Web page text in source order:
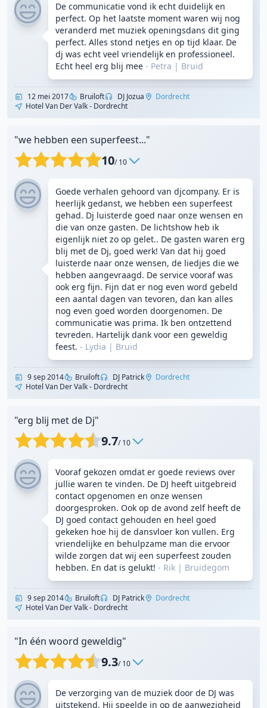
De communicatie vond ik echt duidelijk en
perfect. Op het laatste moment waren wij nog
veranderd met muziek openingsdans dit ging
perfect. Alles stond netjes en op tijd klaar. De
dj was echt veel vriendelijk en professioneel.
Echt heel erg blij mee - Petra | Bruid
12 mei 2017 Bruiloft DJ Jozua
Dordrecht
Hotel Van Der Valk - Dordrecht
"we hebben een superfeest..."
10/ 10
Goede verhalen gehoord van djcompany. Er is
heerlijk gedanst, we hebben een superfeest
gehad. Dj luisterde goed naar onze wensen en
die van onze gasten. De lichtshow heb ik
eigenlijk niet zo op gelet.. De gasten waren erg
blij met de Dj, goed werk! Van dat hij goed
luisterde naar onze wensen, de liedjes die we
hebben aangevraagd. De service vooraf was
ook erg fijn. Fijn dat er nog even word gebeld
een aantal dagen van tevoren, dan kan alles
nog even goed worden doorgenomen. De
communicatie was prima. Ik ben ontzettend
tevreden. Hartelijk dank voor een geweldig
feest. - Lydia | Bruid
9 sep 2014 Bruiloft DJ Patrick
Dordrecht
Hotel Van Der Valk - Dordrecht
"erg blij met de Dj"
9.7/ 10
Vooraf gekozen omdat er goede reviews over
jullie waren te vinden. De DJ heeft uitgebreid
contact opgenomen en onze wensen
doorgesproken. Ook op de avond zelf heeft de
DJ goed contact gehouden en heel goed
gekeken hoe hij de dansvloer kon vullen. Erg
vriendelijke en behulpzame man die ervoor
wilde zorgen dat wij een superfeest zouden
hebben. En dat is gelukt! - Rik | Bruidegom
9 sep 2014 Bruiloft DJ Patrick
Dordrecht
Hotel Van Der Valk - Dordrecht
"In één woord geweldig"
9.3/ 10
De verzorging van de muziek door de DJ was
uitstekend. Hij speelde in op de aanwezigheid